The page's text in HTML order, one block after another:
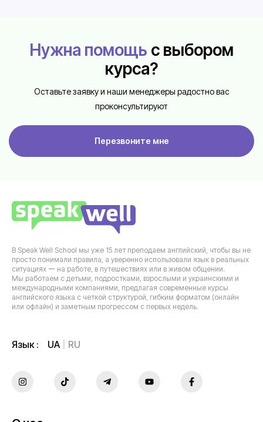
Нужна помощь с выбором
курса?
Оставьте заявку и наши менеджеры радостно вас
проконсультируют
Перезвоните мне
В Speak Well School мы уже 15 лет преподаем английский, чтобы вы не
просто понимали правила, а уверенно использовали язык в реальных
ситуациях ー на работе, в путешествиях или в живом общении.
Мы работаем с детьми, подростками, взрослыми и украинскими и
международными компаниями, предлагая современные курсы
английского языка с четкой структурой, гибким форматом (онлайн
или офлайн) и заметным прогрессом с первых недель.
Язык : UA RU